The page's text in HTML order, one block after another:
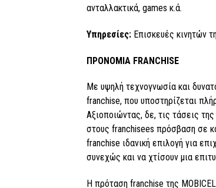
ανταλλακτικά, games κ.ά.
Υπηρεσίες:Επισκευές κινητών
ΠΡΟΝΟΜΙΑ FRANCHISE
Με υψηλή τεχνογνωσία και
franchise, που υποστηρίζεται
Αξιοποιώντας, δε, τις τάσεις
στους franchisees πρόσβαση σε
franchise ιδανική επιλογή για
συνεχώς και να χτίσουν μια
Η πρόταση franchise της